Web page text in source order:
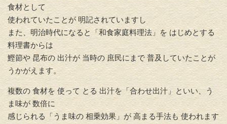
食材として
使われていたことが 明記されていますし
また、明治時代になると「和食家庭料理法」を はじめとする
料理書からは
鰹節や 昆布の 出汁が 当時の 庶民にまで 普及していたことが
うかがえます。
複数の 食材を 使って とる 出汁を「合わせ出汁」といい、う
ま味が 数倍に
感じられる「うま味の 相乗効果」が 高まる手法も 使われます